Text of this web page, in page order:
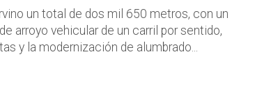
un total de dos mil 650 metros, con un
arroyo vehicular de un carril por sentido,
y la modernización de alumbrado...